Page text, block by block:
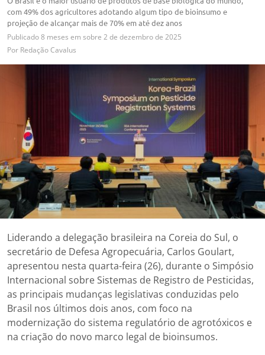
com 49% dos agricultores adotando algum tipo de bioinsumo e
projeção de alcançar mais de 70% em até dez anos
Publicado8 meses em sobre 2 de dezembro de 2025
Por Redação Cavalus
Liderando a delegação brasileira na Coreia do Sul, o
secretário de Defesa Agropecuária, Carlos Goulart,
apresentou nesta quarta-feira (26), durante o Simpósio
Internacional sobre Sistemas de Registro de Pesticidas,
as principais mudanças legislativas conduzidas pelo
Brasil nos últimos dois anos, com foco na
modernização do sistema regulatório de agrotóxicos e
na criação do novo marco legal de bioinsumos.